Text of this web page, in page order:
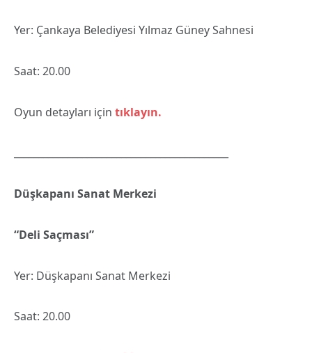
Yer: Çankaya Belediyesi Yılmaz Güney Sahnesi
Saat: 20.00
Oyun detayları için tıklayın.
Düşkapanı Sanat Merkezi
“Deli Saçması”
Yer: Düşkapanı Sanat Merkezi
Saat: 20.00